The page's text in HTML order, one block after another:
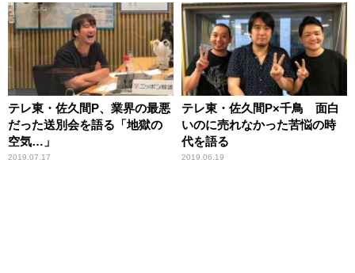
テレ東・佐久間P、業界の最悪
だった送別会を語る「地獄の
空気…」
2019.07.17
テレ東・佐久間P×千鳥 面白
いのに売れなかった苦悩の時
代を語る
2019.06.19